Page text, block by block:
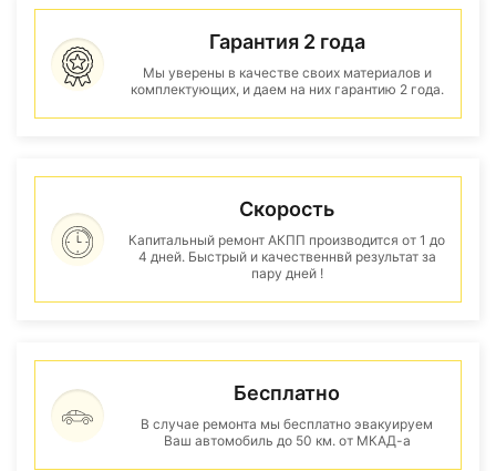
Гарантия 2 года
Мы уверены в качестве своих материалов и
комплектующих, и даем на них гарантию 2 года.
Скорость
Капитальный ремонт АКПП производится от 1 до
4 дней. Быстрый и качественнвй результат за
пару дней !
Бесплатно
В случае ремонта мы бесплатно эвакуируем
Ваш автомобиль до 50 км. от МКАД-а